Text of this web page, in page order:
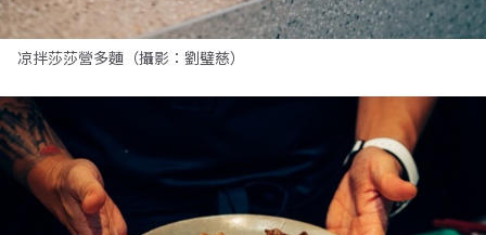
凉拌莎莎營多麵（攝影：劉璧慈）